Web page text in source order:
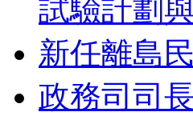
試驗計劃
新任離島
政務司司